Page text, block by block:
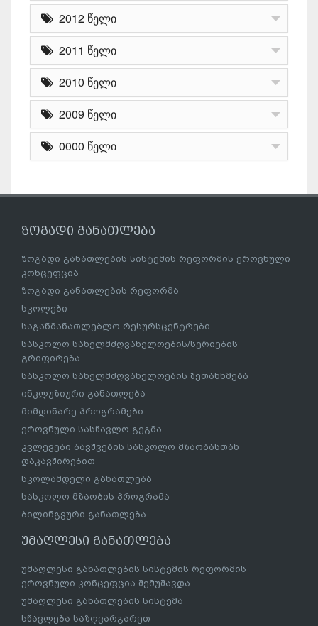
2012 წელი
2011 წელი
2010 წელი
2009 წელი
0000 წელი
ზოგადი განათლება
ზოგადი განათლების სისტემის რეფორმის ეროვნული
კონცეფცია
ზოგადი განათლების რეფორმა
სკოლები
საგანმანათლებლო რესურსცენტრები
სასკოლო სახელმძღვანელოების/სერიების
გრიფირება
სასკოლო სახელმძღვანელოების შეთანხმება
ინკლუზიური განათლება
მიმდინარე პროგრამები
ეროვნული სასწავლო გეგმა
კვლევები ბავშვების სასკოლო მზაობასთან
დაკავშირებით
სკოლამდელი განათლება
სასკოლო მზაობის პროგრამა
ბილინგვური განათლება
უმაღლესი განათლება
უმაღლესი განათლების სისტემის რეფორმის
ეროვნული კონცეფცია შემუშავდა
უმაღლესი განათლების სისტემა
სწავლება საზღვარგარეთ